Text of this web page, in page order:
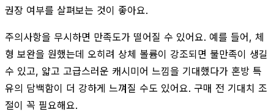
권장 여부를 살펴보는 것이 좋아요.
주의사항을 무시하면 만족도가 떨어질 수 있어요. 예를 들어, 체
형 보완을 원했는데 오히려 상체 볼륨이 강조되면 불만족이 생길
수 있고, 얇고 고급스러운 캐시미어 느낌을 기대했다가 혼방 특
유의 담백함이 더 강하게 느껴질 수도 있어요. 구매 전 기대치 조
절이 꼭 필요해요.